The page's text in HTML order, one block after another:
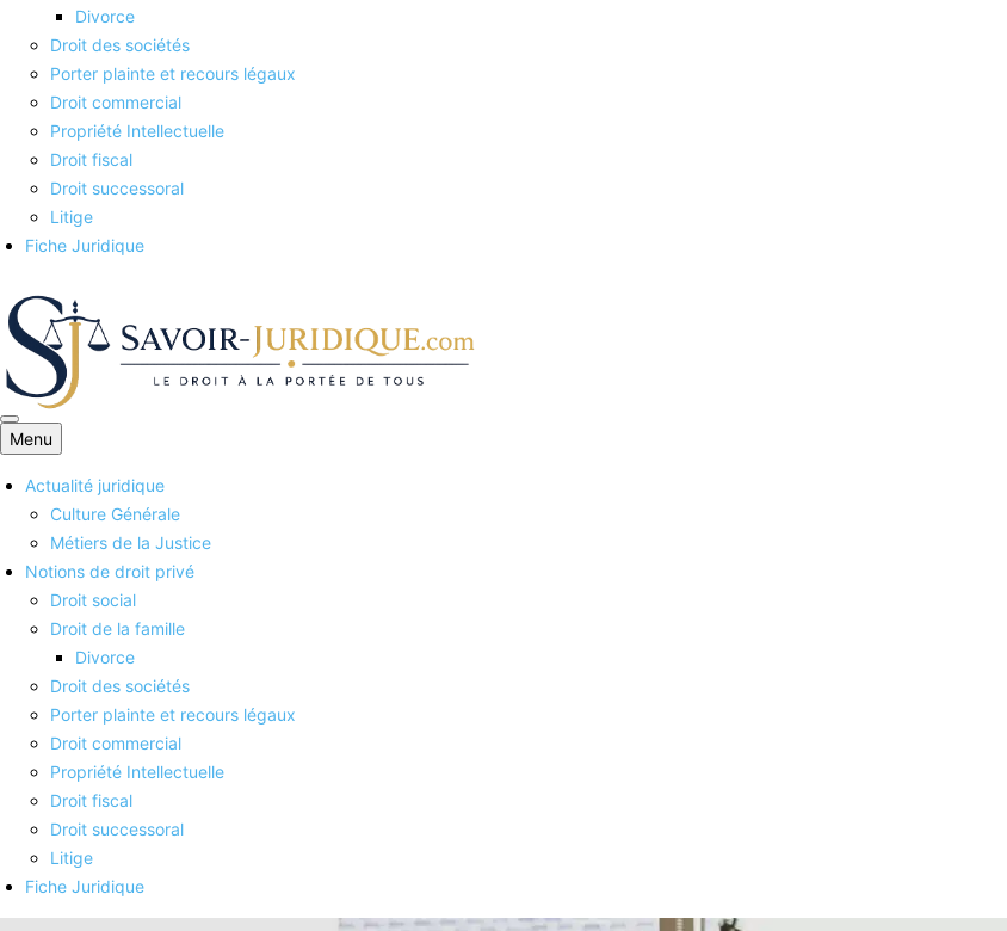
Divorce
Droit des sociétés
Porter plainte et recours légaux
Droit commercial
Propriété Intellectuelle
Droit fiscal
Droit successoral
Litige
Fiche Juridique
Savoirs juridiques
Menu
Actualité juridique
Culture Générale
Métiers de la Justice
Notions de droit privé
Droit social
Droit de la famille
Divorce
Droit des sociétés
Porter plainte et recours légaux
Droit commercial
Propriété Intellectuelle
Droit fiscal
Droit successoral
Litige
Fiche Juridique